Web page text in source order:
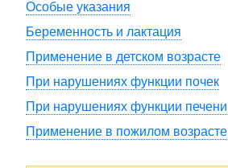
Особые указания
Беременность и лактация
Применение в детском возрасте
При нарушениях функции почек
При нарушениях функции печени
Применение в пожилом возрасте